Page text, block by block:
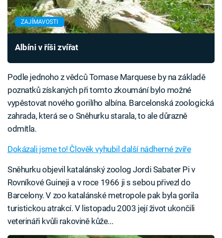
ZAJÍMAVOSTI
Albíni v říši zvířat
Podle jednoho z vědců Tomase Marquese by na základě
poznatků získaných při tomto zkoumání bylo možné
vypěstovat nového gorilího albína. Barcelonská zoologická
zahrada, která se o Sněhurku starala, to ale důrazně
odmítla.
Dokázali jsme to! Člověk vyhubil další nádherné zvíře
Sněhurku objevil katalánský zoolog Jordi Sabater Pi v
Rovníkové Guineji a v roce 1966 ji s sebou přivezl do
Barcelony. V zoo katalánské metropole pak byla gorila
turistickou atrakcí. V listopadu 2003 její život ukončili
veterináři kvůli rakovině kůže...